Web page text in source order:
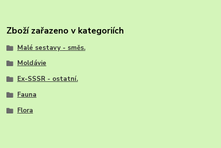
Zboží zařazeno v kategoriích
Malé sestavy - směs.
Moldávie
Ex-SSSR - ostatní.
Fauna
Flora